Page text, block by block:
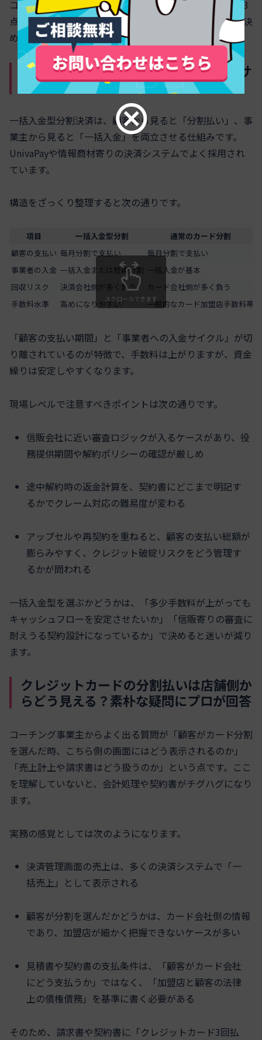
コーチングやスクールのような無形サービスでは、この3
点を押さえたうえで「どこまでカード分割に頼るか」を決
めることが生存戦略になります。
一括入金型分割決済とは？驚きの入金サ
イクルや手数料、回収リスクの舞台裏
一括入金型分割決済は、顧客から見ると「分割払い」、事
業主から見ると「一括入金」を両立させる仕組みです。
UnivaPayや情報商材寄りの決済システムでよく採用され
ています。
構造をざっくり整理すると次の通りです。
項目 一括入金型分割
通常のカード分割
顧客の支払い 毎月分割で支払い
毎月分割で支払い
事業者の入金 一括入金または短期分割 一括入金が基本
回収リスク
決済会社側が多く負う
カード会社側が多く負う
手数料水準
高めになりやすい 一般的なカード加盟店手数料帯
スクロールできます
「顧客の支払い期間」と「事業者への入金サイクル」が切
り離されているのが特徴で、手数料は上がりますが、資金
繰りは安定しやすくなります。
現場レベルで注意すべきポイントは次の通りです。
信販会社に近い審査ロジックが入るケースがあり、役
務提供期間や解約ポリシーの確認が厳しめ
途中解約時の返金計算を、契約書にどこまで明記す
るかでクレーム対応の難易度が変わる
アップセルや再契約を重ねると、顧客の支払い総額が
膨らみやすく、クレジット破綻リスクをどう管理す
るかが問われる
一括入金型を選ぶかどうかは、「多少手数料が上がっても
キャッシュフローを安定させたいか」「信販寄りの審査に
耐えうる契約設計になっているか」で決めると迷いが減り
ます。
クレジットカードの分割払いは店舗側か
らどう見える？素朴な疑問にプロが回答
コーチング事業主からよく出る質問が「顧客がカード分割
を選んだ時、こちら側の画面にはどう表示されるのか」
「売上計上や請求書はどう扱うのか」という点です。ここ
を理解していないと、会計処理や契約書がチグハグになり
ます。
実務の感覚としては次のようになります。
決済管理画面の売上は、多くの決済システムで「一
括売上」として表示される
顧客が分割を選んだかどうかは、カード会社側の情報
であり、加盟店が細かく把握できないケースが多い
見積書や契約書の支払条件は、「顧客がカード会社
にどう支払うか」ではなく、「加盟店と顧客の法律
上の債権債務」を基準に書く必要がある
そのため、請求書や契約書に「クレジットカード3回払